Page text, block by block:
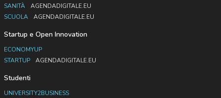
SANITÀ
AGENDADIGITALE.EU
SCUOLA
AGENDADIGITALE.EU
Startup e Open Innovation
ECONOMYUP
STARTUP
AGENDADIGITALE.EU
Studenti
UNIVERSITY2BUSINESS